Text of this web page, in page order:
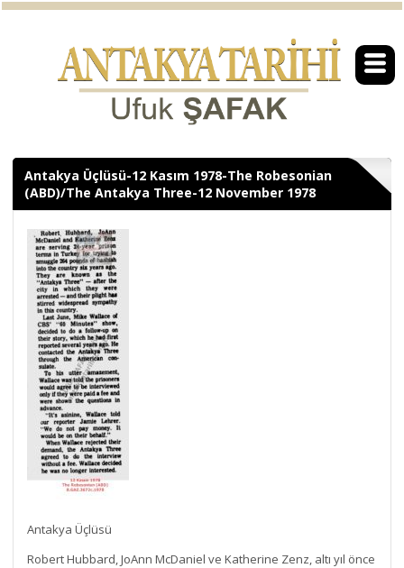
Antakya Üçlüsü-12 Kasım 1978-The Robesonian
(ABD)/The Antakya Three-12 November 1978
Antakya Üçlüsü
Robert Hubbard, JoAnn McDaniel ve Katherine Zenz, altı yıl önce